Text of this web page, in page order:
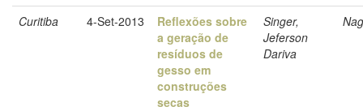
Curitiba 4-Set-2013
Reflexões sobre
a geração de
resíduos de
gesso em
construções
secas
Singer,
Jeferson
Dariva